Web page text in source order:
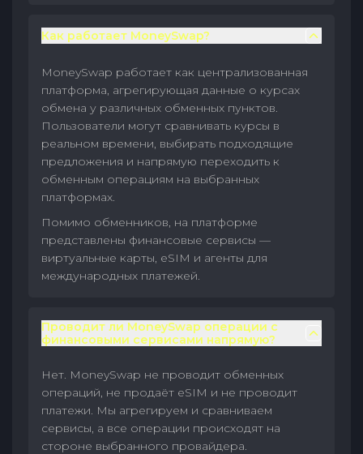
Как работает MoneySwap?
MoneySwap работает как централизованная
платформа, агрегирующая данные о курсах
обмена у различных обменных пунктов.
Пользователи могут сравнивать курсы в
реальном времени, выбирать подходящие
предложения и напрямую переходить к
обменным операциям на выбранных
платформах.
Помимо обменников, на платформе
представлены финансовые сервисы —
виртуальные карты, eSIM и агенты для
международных платежей.
Проводит ли MoneySwap операции с
финансовыми сервисами напрямую?
Нет. MoneySwap не проводит обменных
операций, не продаёт eSIM и не проводит
платежи. Мы агрегируем и сравниваем
сервисы, а все операции происходят на
стороне выбранного провайдера.